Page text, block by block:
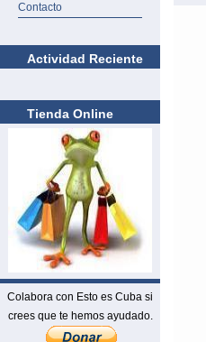
Contacto
Actividad Reciente
Tienda Online
Colabora con Esto es Cuba si
crees que te hemos ayudado.